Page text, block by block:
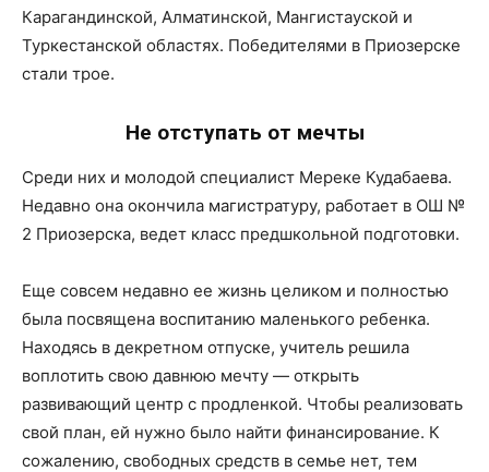
Карагандинской, Алматинской, Мангистауской и
Туркестанской областях. Победителями в Приозерске
стали трое.
Не отступать от мечты
Среди них и молодой специалист Мереке Кудабаева.
Недавно она окончила магистратуру, работает в ОШ №
2 Приозерска, ведет класс предшкольной подготовки.
Еще совсем недавно ее жизнь целиком и полностью
была посвящена воспитанию маленького ребенка.
Находясь в декретном отпуске, учитель решила
воплотить свою давнюю мечту — открыть
развивающий центр с продленкой. Чтобы реализовать
свой план, ей нужно было найти финансирование. К
сожалению, свободных средств в семье нет, тем